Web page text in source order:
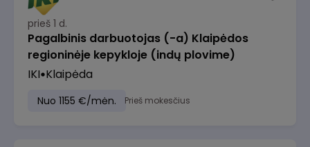
prieš 1 d.
Pagalbinis darbuotojas (-a) Klaipėdos
regioninėje kepykloje (indų plovime)
IKI Klaipėda
Nuo 1155 €/mėn. Prieš mokesčius